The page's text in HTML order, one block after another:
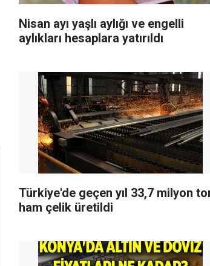
Nisan ayı yaşlı aylığı ve engelli
aylıkları hesaplara yatırıldı
Türkiye'de geçen yıl 33,7 milyon
ham çelik üretildi